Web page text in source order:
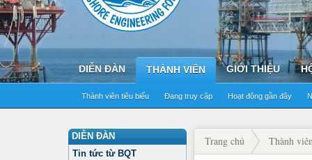
DIỄN ĐÀN THÀNH VIÊN
Thành viên tiêu biểu Đang truy cập Hoạt động gần đây
GIỚI THIỆU
DIỄN ĐÀN
Tin tức từ BQT
Trang chủ Thành